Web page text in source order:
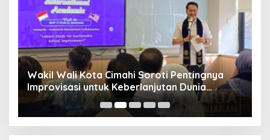
Wakil Wali Kota Cimahi Soroti Pentingnya
Improvisasi untuk Keberlanjutan Dunia
Pendidikan